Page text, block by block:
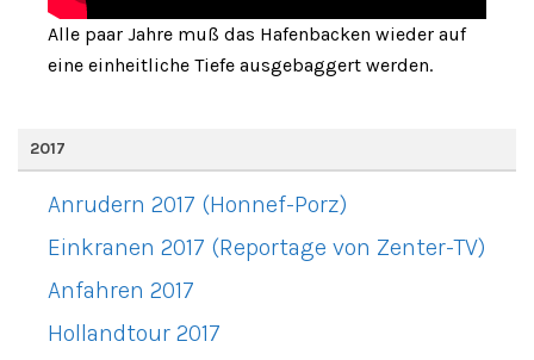
Alle paar Jahre muß das Hafenbacken wieder auf
eine einheitliche Tiefe ausgebaggert werden.
2017
Anrudern 2017 (Honnef-Porz)
Einkranen 2017 (Reportage von Zenter-TV)
Anfahren 2017
Hollandtour 2017